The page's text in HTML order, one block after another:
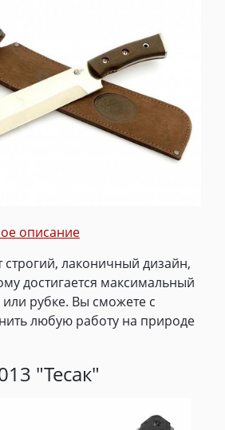
описание
строгий, лаконичный дизайн,
достигается максимальный
рубке. Вы сможете с
любую работу на природе
"Тесак"